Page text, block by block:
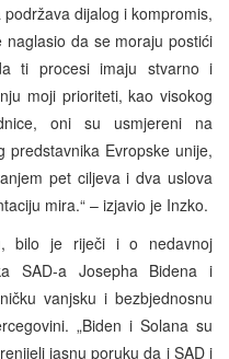
dijalog i kompromis,
naglasio da se moraju postići
ti procesi imaju stvarno i
moji prioriteti, kao visokog
oni su usmjereni na
predstavnika Evropske unije,
pet ciljeva i dva uslova
mira.“ – izjavio je Inzko.
bilo je riječi i o nedavnoj
SAD-a Josepha Bidena i
vanjsku i bezbjednosnu
„Biden i Solana su
jasnu poruku da i SAD i